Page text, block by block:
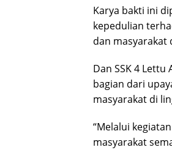
Karya bakti ini
kepedulian
dan masyarakat
Dan SSK 4
bagian dari
masyarakat di
“Melalui
masyarakat